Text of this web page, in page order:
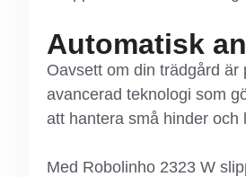
Automatisk
Oavsett om din trädgård
avancerad teknologi som
att hantera små hinder och
Med Robolinho 2323 W